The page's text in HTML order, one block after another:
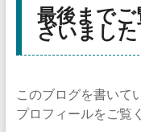
最後まで
ざいました
このブログを書いて
プロフィールをご覧